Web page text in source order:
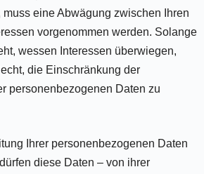
eine Abwägung zwischen Ihren
vorgenommen werden. Solange
wessen Interessen überwiegen,
die Einschränkung der
personenbezogenen Daten zu
Ihrer personenbezogenen Daten
diese Daten – von ihrer